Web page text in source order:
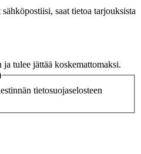
saat tietoa tarjouksista
tulee jättää koskemattomaksi.
tietosuojaselosteen